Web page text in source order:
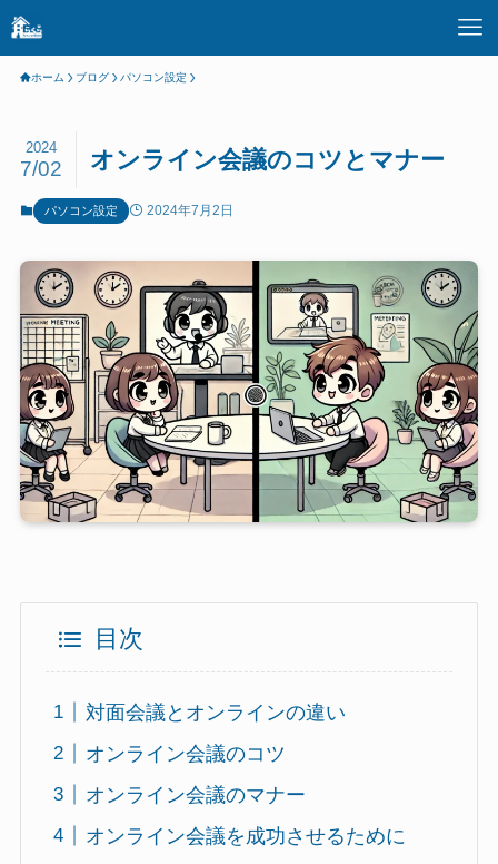
ホーム ブログ パソコン設定
オンライン会議のコツとマナー
2024
7/02
パソコン設定 2024年7月2日
目次
対面会議とオンラインの違い
オンライン会議のコツ
オンライン会議のマナー
オンライン会議を成功させるために